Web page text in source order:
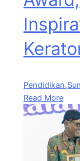
Pendidikan,
Read More